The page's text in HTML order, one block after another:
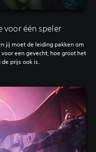
voor één speler
jij moet de leiding pakken om
een gevecht, hoe groot het
prijs ook is.